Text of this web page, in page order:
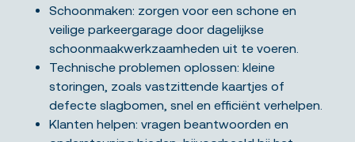
Schoonmaken: zorgen voor een schone en
veilige parkeergarage door dagelijkse
schoonmaakwerkzaamheden uit te voeren.
Technische problemen oplossen: kleine
storingen, zoals vastzittende kaartjes of
defecte slagbomen, snel en efficiënt verhelpen.
Klanten helpen: vragen beantwoorden en